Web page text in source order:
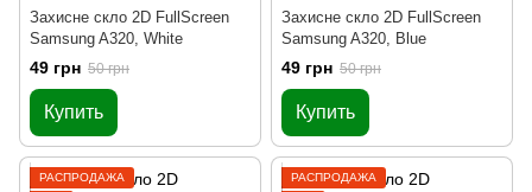
Захисне скло 2D FullScreen
Samsung A320, White
49 грн 50 грн
Купить
Захисне скло 2D FullScreen
Samsung A320, Blue
49 грн 50 грн
Купить
РАСПРОДАЖА
РАСПРОДАЖА